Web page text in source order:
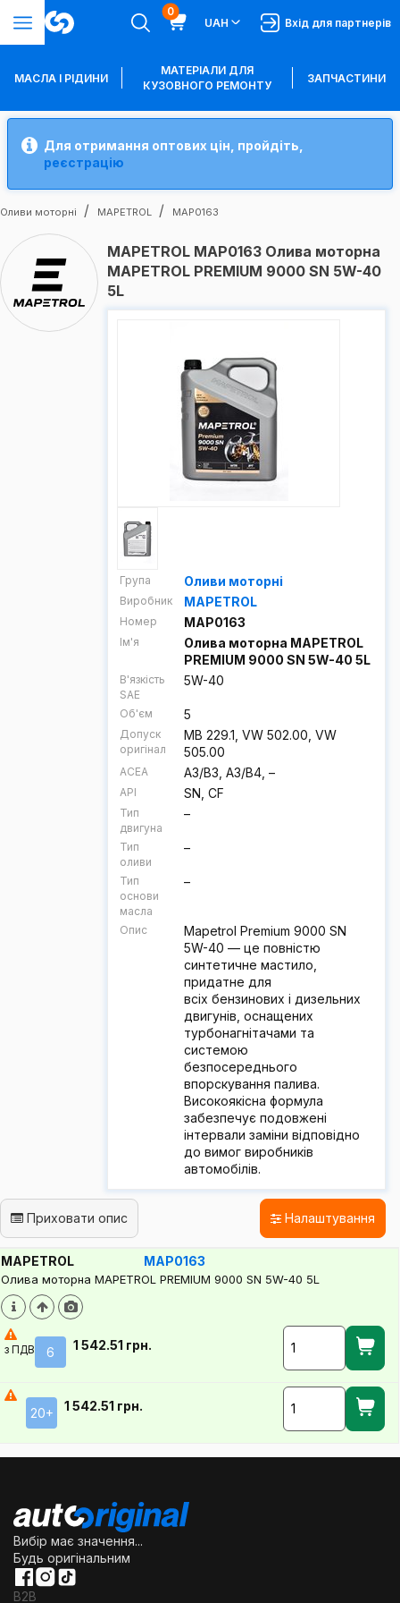
0
UAH
Вхід для партнерів
МАСЛА І РІДИНИ
МАТЕРІАЛИ ДЛЯ
КУЗОВНОГО РЕМОНТУ
ЗАПЧАСТИНИ
Для отримання оптових цін, пройдіть,
реєстрацію
Оливи моторні MAPETROL MAP0163
MAPETROL MAP0163 Олива моторна
MAPETROL PREMIUM 9000 SN 5W-40
5L
Група Оливи моторні
Виробник MAPETROL
Номер MAP0163
Ім'я
Олива моторна MAPETROL
PREMIUM 9000 SN 5W-40 5L
В'язкість
SAE
5W-40
Об'єм 5
Допуск
оригінал
MB 229.1, VW 502.00, VW
505.00
ACEA A3/B3, A3/B4, –
API SN, CF
Тип
двигуна
–
Тип
оливи
–
Тип
основи
масла
–
Опис
Mapetrol Premium 9000 SN
5W-40 — це повністю
синтетичне мастило,
придатне для
всіх бензинових і дизельних
двигунів, оснащених
турбонагнітачами та
системою
безпосереднього
впорскування палива.
Високоякісна формула
забезпечує подовжені
інтервали заміни відповідно
до вимог виробників
автомобілів.
Налаштування
Приховати опис
MAPETROL MAP0163
Олива моторна MAPETROL PREMIUM 9000 SN 5W-40 5L
з ПДВ 6 1 542.51 грн.
20+ 1 542.51 грн.
Вибір має значення...
Будь оригінальним
B2B